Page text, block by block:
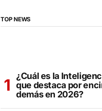
TOP NEWS
¿Cuál es la
que destaca por
demás en 2026?